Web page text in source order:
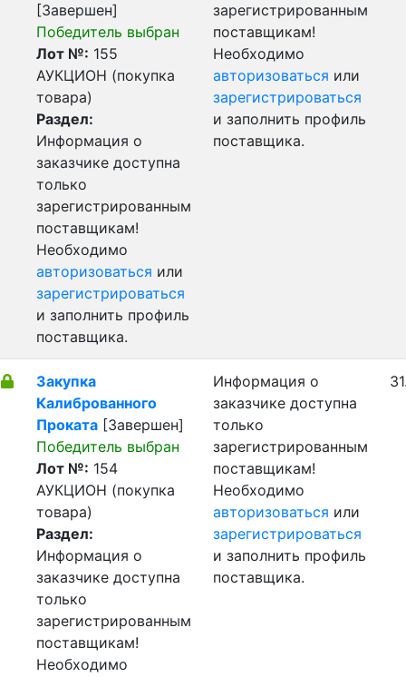
[Завершен]
Победитель выбран
Лот №: 155
АУКЦИОН (покупка
товара)
Раздел:
Информация о
заказчике доступна
только
зарегистрированным
поставщикам!
Необходимо
авторизоваться или
зарегистрироваться
и заполнить профиль
поставщика.
зарегистрированным
поставщикам!
Необходимо
авторизоваться или
зарегистрироваться
и заполнить профиль
поставщика.
Закупка
Калиброванного
Проката [Завершен]
Победитель выбран
Лот №: 154
АУКЦИОН (покупка
товара)
Раздел:
Информация о
заказчике доступна
только
зарегистрированным
поставщикам!
Необходимо
Информация о
заказчике доступна
только
зарегистрированным
поставщикам!
Необходимо
авторизоваться или
зарегистрироваться
и заполнить профиль
поставщика.